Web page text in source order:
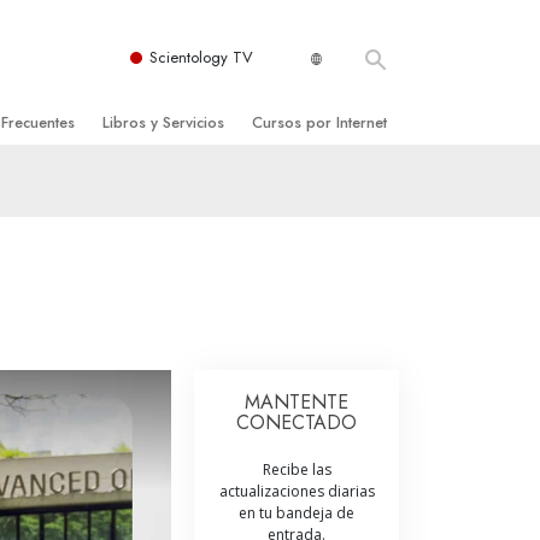
Scientology TV
Libros y Servicios
Iniciales
Cursos por Internet
Ayudas para Enfermedades y Lesiones
La Integridad y la Honestidad
El Matrimonio
La Escala Tonal Emocional
MANTENTE
CONECTADO
Recibe las
actualizaciones diarias
en tu bandeja de
entrada.